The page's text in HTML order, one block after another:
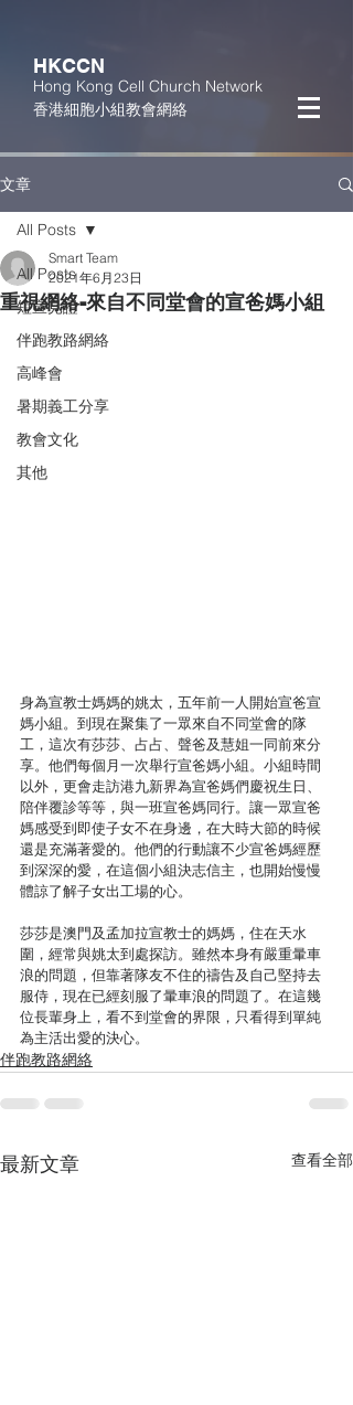
HKCCN
Hong Kong Cell Church Network
香港細胞小組教會網絡
文章
All Posts
短宣見證
伴跑教路網絡
高峰會
暑期義工分享
教會文化
其他
All Posts
重視網絡-來自不同堂會的宣爸媽小組
Smart Team
2021年6月23日
身為宣教士媽媽的姚太，五年前一人開始宣爸宣
媽小組。到現在聚集了一眾來自不同堂會的隊
工，這次有莎莎、占占、聲爸及慧姐一同前來分
享。他們每個月一次舉行宣爸媽小組。小組時間
以外，更會走訪港九新界為宣爸媽們慶祝生日、
陪伴覆診等等，與一班宣爸媽同行。讓一眾宣爸
媽感受到即使子女不在身邊，在大時大節的時候
還是充滿著愛的。他們的行動讓不少宣爸媽經歷
到深深的愛，在這個小組決志信主，也開始慢慢
體諒了解子女出工場的心。
莎莎是澳門及孟加拉宣教士的媽媽，住在天水
圍，經常與姚太到處探訪。雖然本身有嚴重暈車
浪的問題，但靠著隊友不住的禱告及自己堅持去
服侍，現在已經刻服了暈車浪的問題了。在這幾
位長輩身上，看不到堂會的界限，只看得到單純
為主活出愛的決心。
伴跑教路網絡
最新文章 查看全部